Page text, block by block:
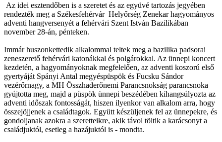
Az idei esztendőben is a szeretet és az együvé tartozás jegyében
rendezték meg a Székesfehérvár Helyőrség Zenekar hagyományos
adventi hangversenyét a fehérvári Szent István Bazilikában
november 28-án, pénteken.
Immár huszonkettedik alkalommal teltek meg a bazilika padsorai
zeneszerető fehérvári katonákkal és polgárokkal. Az ünnepi koncert
kezdetén, a hagyományoknak megfelelően, az adventi koszorú első
gyertyáját Spányi Antal megyéspüspök és Fucsku Sándor
vezérőrnagy, a MH Összhaderőnemi Parancsnokság parancsnoka
gyújtotta meg, majd a püspök ünnepi beszédében kihangsúlyozta az
adventi időszak fontosságát, hiszen ilyenkor van alkalom arra, hogy
összejöjjenek a családtagok. Együtt készüljenek fel az ünnepekre, és
gondoljanak azokra a szeretteikre, akik távol töltik a karácsonyt a
családjuktól, esetleg a hazájuktól is - mondta.